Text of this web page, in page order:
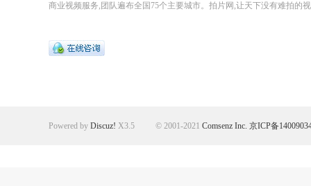
商业视频服务,团队遍布全国75个主要城市。拍片网,让天下没有难拍的
Powered by Discuz! X3.5 © 2001-2021 Comsenz Inc. 京ICP备